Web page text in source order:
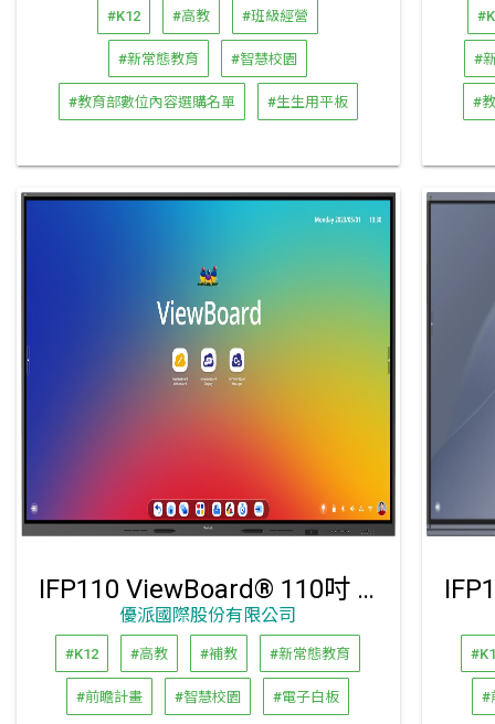
#K12 #高教 #班級經營
#新常態教育 #智慧校園
#教育部數位內容選購名單 #生生用平板
#
#
IFP110 ViewBoard® 110吋 4K 互動顯示器
優派國際股份有限公司
#K12 #高教 #補教 #新常態教育
#前瞻計畫 #智慧校園 #電子白板 #